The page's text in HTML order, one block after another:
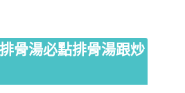
骨湯必點排骨湯跟炒